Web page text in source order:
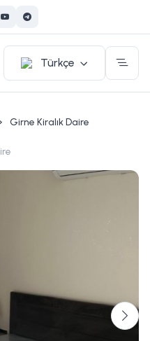
Türkçe
Girne Kiralık Daire